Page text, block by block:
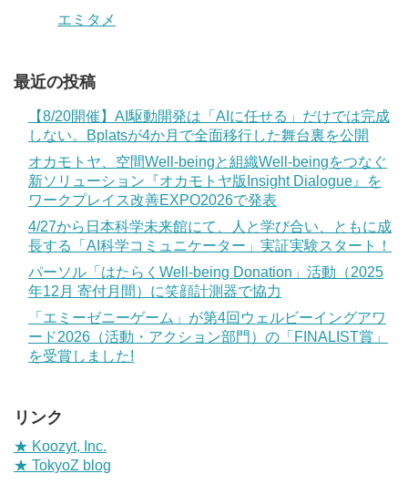
エミタメ
最近の投稿
【8/20開催】AI駆動開発は「AIに任せる」だけでは完成
しない。Bplatsが4か月で全面移行した舞台裏を公開
オカモトヤ、空間Well-beingと組織Well-beingをつなぐ
新ソリューション『オカモトヤ版Insight Dialogue』を
ワークプレイス改善EXPO2026で発表
4/27から日本科学未来館にて、人と学び合い、ともに成
長する「AI科学コミュニケーター」実証実験スタート！
パーソル「はたらくWell-being Donation」活動（2025
年12月 寄付月間）に笑顔計測器で協力
「エミーゼニーゲーム」が第4回ウェルビーイングアワ
ード2026（活動・アクション部門）の「FINALIST賞」
を受賞しました!
リンク
★ Koozyt, Inc.
★ TokyoZ blog